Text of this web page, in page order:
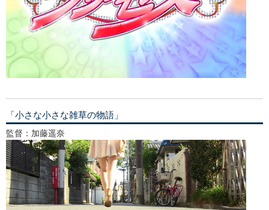
「小さな小さな雑草の物語」
監督：加藤遥奈